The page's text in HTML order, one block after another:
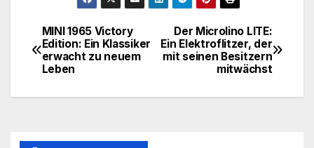
Beitragsnavigation
Der Microlino LITE:
Ein Elektroflitzer, der
mit seinen Besitzern
mitwächst
MINI 1965 Victory
Edition: Ein Klassiker
erwacht zu neuem
Leben